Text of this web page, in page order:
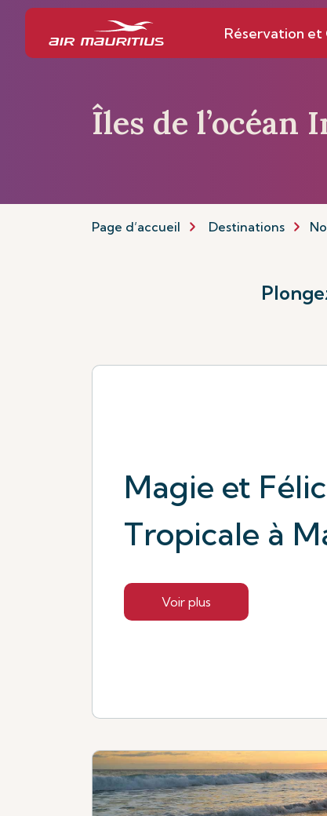
Réservation et
Îles de l’océan
Page d’accueil Destinations
Magie et
Tropicale à
Voir plus